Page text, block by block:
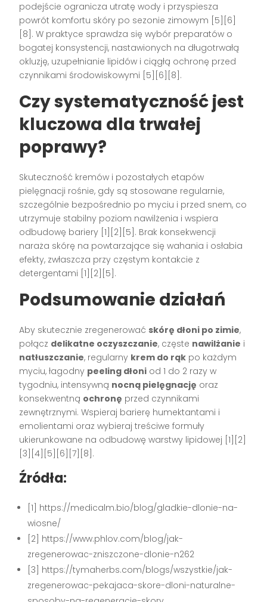
podejście ogranicza utratę wody i przyspiesza
powrót komfortu skóry po sezonie zimowym [5][6]
[8]. W praktyce sprawdza się wybór preparatów o
bogatej konsystencji, nastawionych na długotrwałą
okluzję, uzupełnianie lipidów i ciągłą ochronę przed
czynnikami środowiskowymi [5][6][8].
Czy systematyczność jest
kluczowa dla trwałej
poprawy?
Skuteczność kremów i pozostałych etapów
pielęgnacji rośnie, gdy są stosowane regularnie,
szczególnie bezpośrednio po myciu i przed snem, co
utrzymuje stabilny poziom nawilżenia i wspiera
odbudowę bariery [1][2][5]. Brak konsekwencji
naraża skórę na powtarzające się wahania i osłabia
efekty, zwłaszcza przy częstym kontakcie z
detergentami [1][2][5].
Podsumowanie działań
Aby skutecznie zregenerować skórę dłoni po zimie,
połącz delikatne oczyszczanie, częste nawilżanie i
natłuszczanie, regularny krem do rąk po każdym
myciu, łagodny peeling dłoni od 1 do 2 razy w
tygodniu, intensywną nocną pielęgnację oraz
konsekwentną ochronę przed czynnikami
zewnętrznymi. Wspieraj barierę humektantami i
emolientami oraz wybieraj treściwe formuły
ukierunkowane na odbudowę warstwy lipidowej [1][2]
[3][4][5][6][7][8].
Źródła:
[1] https://medicalm.bio/blog/gladkie-dlonie-na-
wiosne/
[2] https://www.phlov.com/blog/jak-
zregenerowac-zniszczone-dlonie-n262
[3] https://tymaherbs.com/blogs/wszystkie/jak-
zregenerowac-pekajaca-skore-dloni-naturalne-